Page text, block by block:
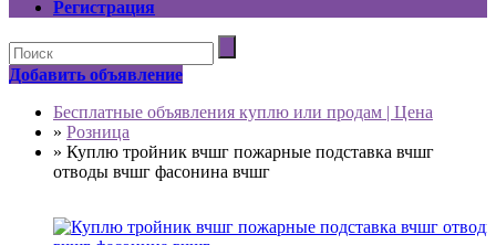
Регистрация
Добавить объявление
Бесплатные объявления куплю или продам | Цена
» Розница
» Куплю тройник вчшг пожарные подставка вчшг
отводы вчшг фасонина вчшг